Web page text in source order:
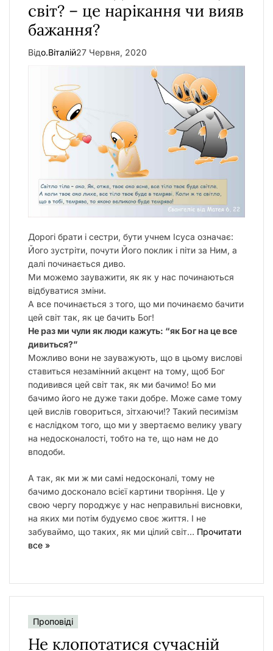
світ? – це нарікання чи вияв
бажання?
Відо.Віталій27 Червня, 2020
Дорогі брати і сестри, бути учнем Ісуса означає:
Його зустріти, почути Його поклик і піти за Ним, а
далі починається диво.
Ми можемо зауважити, як як у нас починаються
відбуватися зміни.
А все починається з того, що ми починаємо бачити
цей світ так, як це бачить Бог!
Не раз ми чули як люди кажуть: “як Бог на це все
дивиться?”
Можливо вони не зауважують, що в цьому вислові
ставиться незамінний акцент на тому, щоб Бог
подивився цей світ так, як ми бачимо! Бо ми
бачимо його не дуже таки добре. Може саме тому
цей вислів говориться, зітхаючи!? Такий песимізм
є наслідком того, що ми у звертаємо велику увагу
на недосконалості, тобто на те, що нам не до
вподоби.
А так, як ми ж ми самі недосконалі, тому не
бачимо досконало всієї картини творіння. Це у
свою чергу породжує у нас неправильні висновки,
на яких ми потім будуємо своє життя. І не
забуваймо, що таких, як ми цілий світ… Прочитати
все »
Проповіді
Не клопотатися сучасній